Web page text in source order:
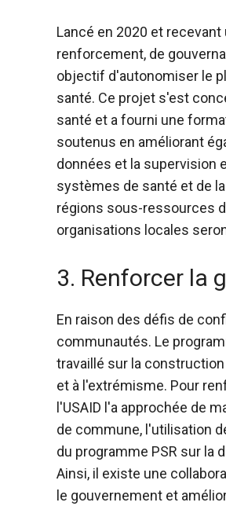
Lancé en 2020 et
renforcement, de
objectif d'autonomiser le
santé. Ce projet s'est
santé et a fourni une
soutenus en améliorant
données et la supervision
systèmes de santé et de
régions sous-ressources
organisations locales
3. Renforcer la
En raison des défis de
communautés. Le
travaillé sur la
et à l'extrémisme. Pour
l'USAID l'a approchée de
de commune, l'utilisation
du programme PSR sur la
Ainsi, il existe une
le gouvernement et